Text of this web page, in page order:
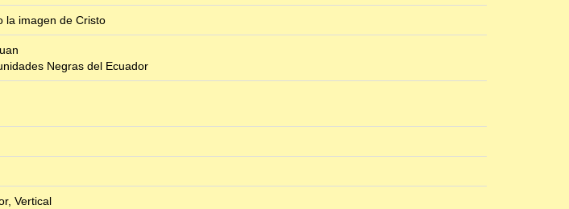
la imagen de Cristo
Negras del Ecuador
Vertical